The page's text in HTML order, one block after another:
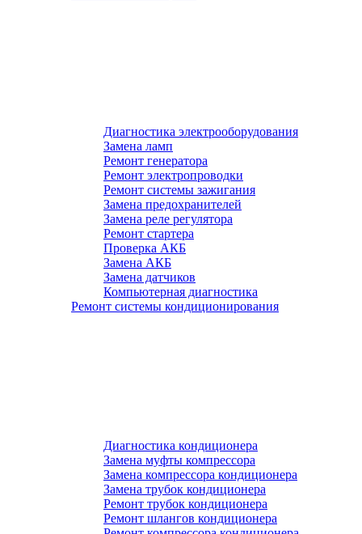
Диагностика электрооборудования
Замена ламп
Ремонт генератора
Ремонт электропроводки
Ремонт системы зажигания
Замена предохранителей
Замена реле регулятора
Ремонт стартера
Проверка АКБ
Замена АКБ
Замена датчиков
Компьютерная диагностика
Ремонт системы кондиционирования
Диагностика кондиционера
Замена муфты компрессора
Замена компрессора кондиционера
Замена трубок кондиционера
Ремонт трубок кондиционера
Ремонт шлангов кондиционера